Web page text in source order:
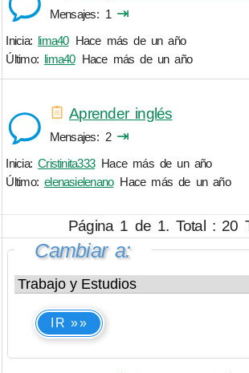
Mensajes 1 ⇥
Inicia: lima40 Hace más de un año
Último: lima40 Hace más de un año
Aprender inglés
Mensajes 2 ⇥
Inicia:Cristinita333 Hace más de un año
Último:elenasielenano Hace más de un año
Página 1 de 1. Total : 20
Cambiar a:
IR »»